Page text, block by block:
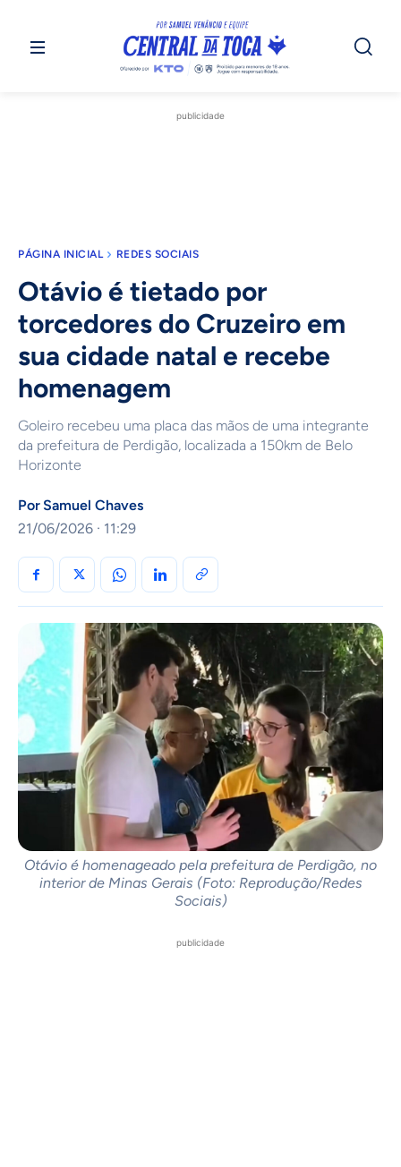
publicidade
PÁGINA INICIAL REDES SOCIAIS
Otávio é tietado por
torcedores do Cruzeiro em
sua cidade natal e recebe
homenagem
Goleiro recebeu uma placa das mãos de uma integrante
da prefeitura de Perdigão, localizada a 150km de Belo
Horizonte
Por Samuel Chaves
21/06/2026 · 11:29
Otávio é homenageado pela prefeitura de Perdigão, no
interior de Minas Gerais (Foto: Reprodução/Redes
Sociais)
publicidade